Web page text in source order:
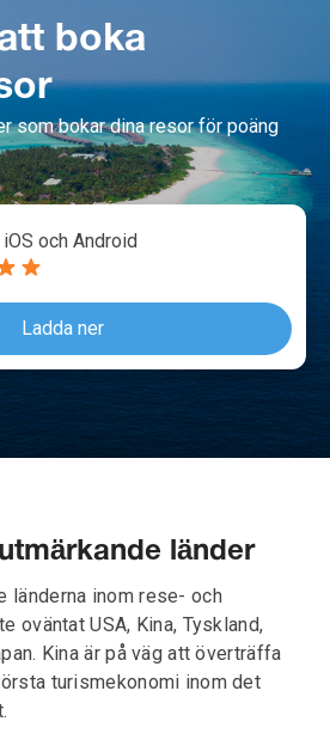
boka
som bokar dina resor för poäng
och Android
Ladda ner
länder
länderna inom rese- och
oväntat USA, Kina, Tyskland,
Kina är på väg att överträffa
turismekonomi inom det